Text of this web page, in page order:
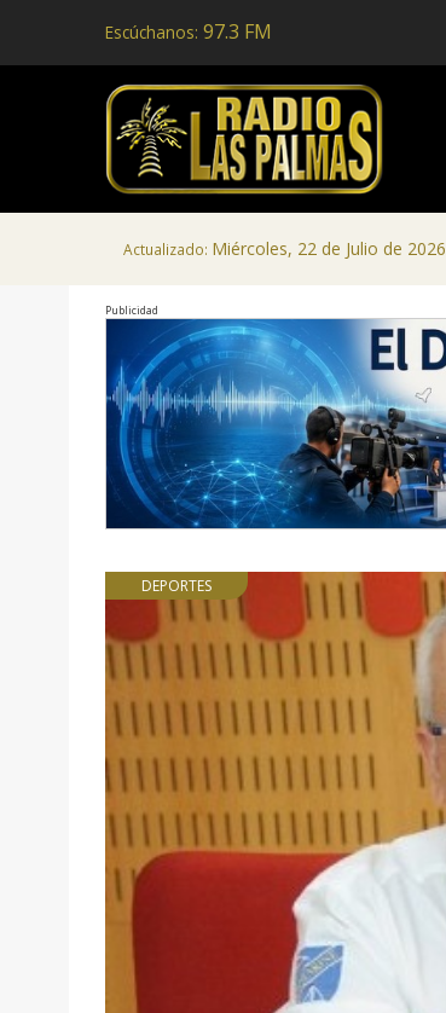
Escúchanos: 97.3 FM
Actualizado: Miércoles, 22 de Julio de 2026
Publicidad
DEPORTES